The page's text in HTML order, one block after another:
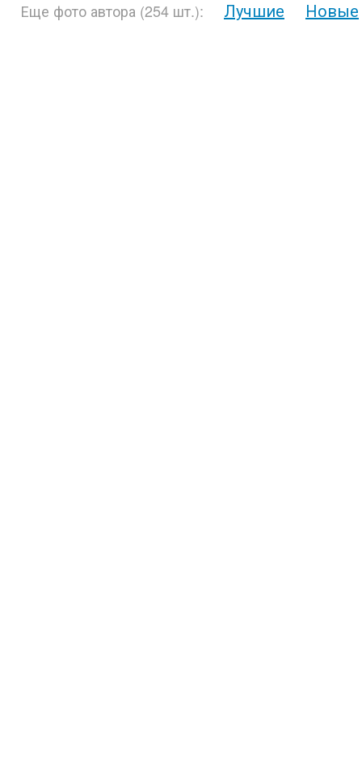
Еще фото автора (254 шт.): Лучшие Новые